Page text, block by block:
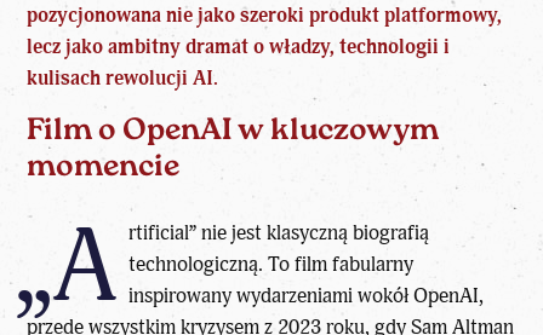
pozycjonowana nie jako szeroki produkt platformowy,
lecz jako ambitny dramat o władzy, technologii i
kulisach rewolucji AI.
Film o OpenAI w kluczowym
momencie
„A rtificial” nie jest klasyczną biografią
technologiczną. To film fabularny
inspirowany wydarzeniami wokół OpenAI,
przede wszystkim kryzysem z 2023 roku, gdy Sam Altman